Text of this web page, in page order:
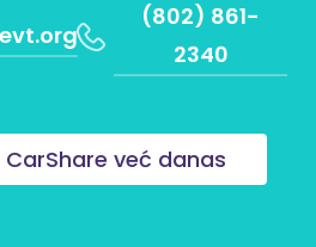
(802) 861-
2340
CarShare već danas